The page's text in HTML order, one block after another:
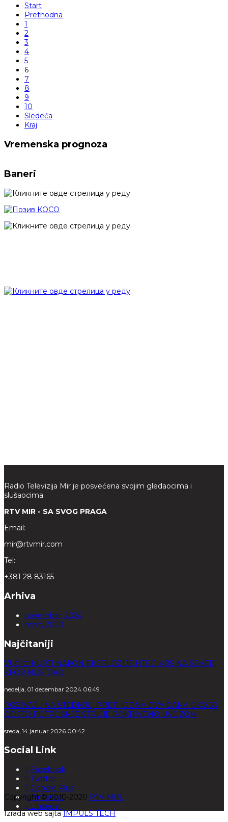
Start
Prethodna
1
2
3
4
5
6
7
8
9
10
Sledeća
Kraj
Vremenska prognoza
Baneri
Radio Televizija Mir je posvećena svojim gledaocima i
slušaocima.
RTV MIR - SA SVOG PRAGA
Email:
mir@rtvmir.com
Tel:
+381 28 83165
Arhiva
novembar, 2024
mart, 2020
Najčitaniji
VUČIĆ: KURTI NAKON EKSPLOZIJE HTEO KBS NA SEVER,
KFOR NIJE DAO
nedelja, 01 decembar 2024 06:49
POZIVAJU NA ŠTEDNJU, PRETHODNA DVA DANA OKO 50
ODSTO POTROŠNJE STRUJE POKRIVENO UVOZOM
sreda, 14 januar 2026 00:42
Social Link
Facebook
Twitter
Google Plus
Pinterest
Linkedin
Copyright © 2010-2020 RTV MIR.
Izrada web sajtaIMPULS TECH